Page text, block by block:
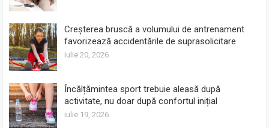
Creșterea bruscă a volumului de antrenament
favorizează accidentările de suprasolicitare
iulie 20, 2026
Încălțămintea sport trebuie aleasă după
activitate, nu doar după confortul inițial
iulie 19, 2026